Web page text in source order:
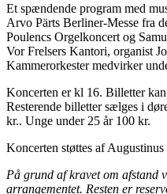
Et spændende program med
Arvo Pärts Berliner-Messe fra
Poulencs Orgelkoncert og
Vor Frelsers Kantori, organist
Kammerorkester medvirker
Koncerten er kl 16. Billetter
Resterende billetter sælges i
kr.. Unge under 25 år 100 kr.
Koncerten støttes af
På grund af kravet om afstand
arrangementet. Resten er